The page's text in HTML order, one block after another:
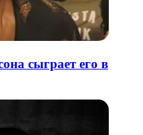
сыграет его в